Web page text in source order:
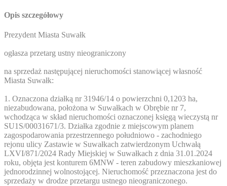
Opis szczegółowy
Prezydent Miasta Suwałk
ogłasza przetarg ustny nieograniczony
na sprzedaż następującej nieruchomości stanowiącej własność
Miasta Suwałk:
1. Oznaczona działką nr 31946/14 o powierzchni 0,1203 ha,
niezabudowana, położona w Suwałkach w Obrębie nr 7,
wchodząca w skład nieruchomości oznaczonej księgą wieczystą nr
SU1S/00031671/3. Działka zgodnie z miejscowym planem
zagospodarowania przestrzennego południowo - zachodniego
rejonu ulicy Zastawie w Suwałkach zatwierdzonym Uchwałą
LXVI/871/2024 Rady Miejskiej w Suwałkach z dnia 31.01.2024
roku, objęta jest konturem 6MNW - teren zabudowy mieszkaniowej
jednorodzinnej wolnostojącej. Nieruchomość przeznaczona jest do
sprzedaży w drodze przetargu ustnego nieograniczonego.